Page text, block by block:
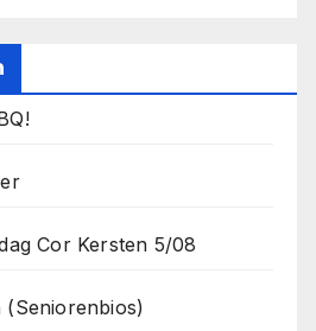
Cor Kersten 5/08
(Seniorenbios)